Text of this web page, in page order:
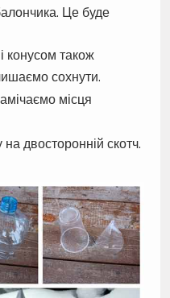
Це буде
конусом також
сохнути.
місця
двосторонній скотч.